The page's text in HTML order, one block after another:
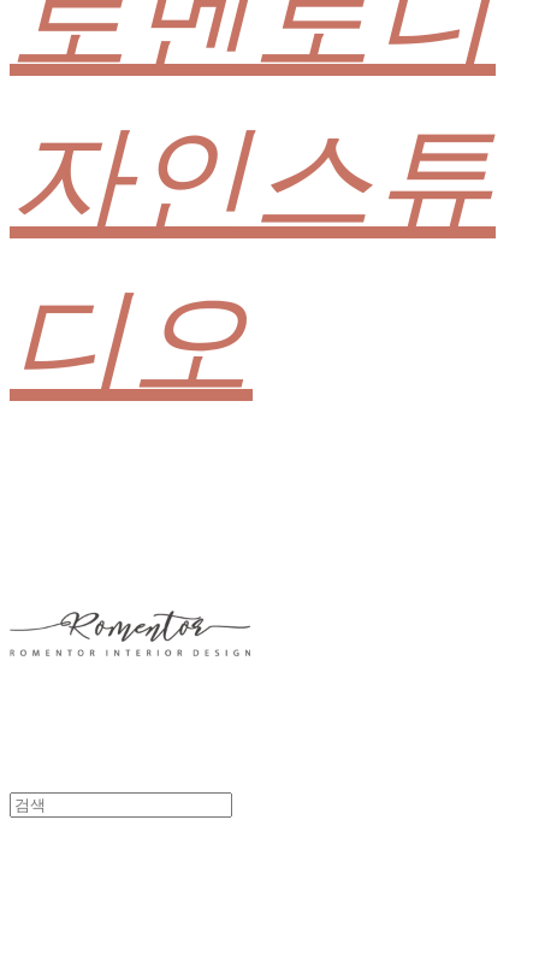
자인스튜
디오